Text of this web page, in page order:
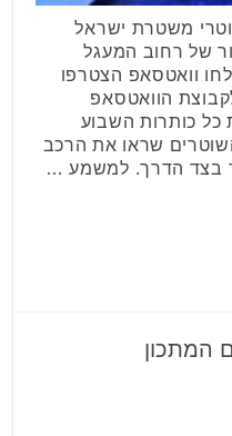
משטרת ישראל
של רחוב המעגל
וואטסאפ הצטרפו
הוואטסאפ
כל כותרות השבוע
שראו את הרכב
בצד הדרך. למשמע …
המתכון